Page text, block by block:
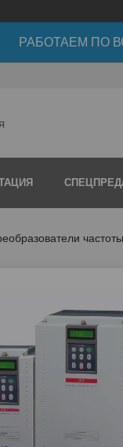
РАБОТАЕМ ПО
частоты